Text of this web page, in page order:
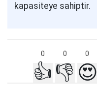
kapasiteye sahiptir.
0 0 0
👍 👎 😍